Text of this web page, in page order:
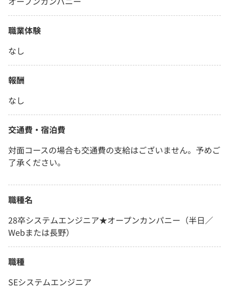
職業体験
なし
報酬
なし
交通費・宿泊費
対面コースの場合も交通費の支給はございません。予めご
了承ください。
職種名
28卒システムエンジニア★オープンカンパニー（半日／
Webまたは長野）
職種
SEシステムエンジニア